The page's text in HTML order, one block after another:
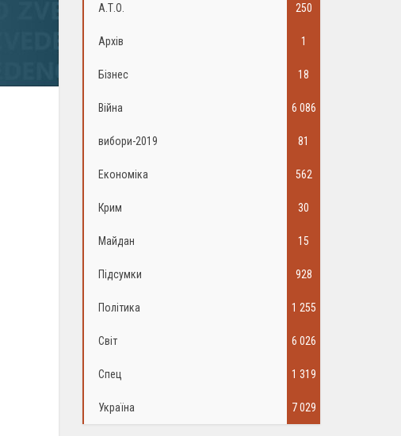
А.Т.О. 250
Архів 1
Бізнес 18
Війна 6 086
вибори-2019 81
Економіка 562
Крим 30
Майдан 15
Підсумки 928
Політика 1 255
Світ 6 026
Спец 1 319
Україна 7 029